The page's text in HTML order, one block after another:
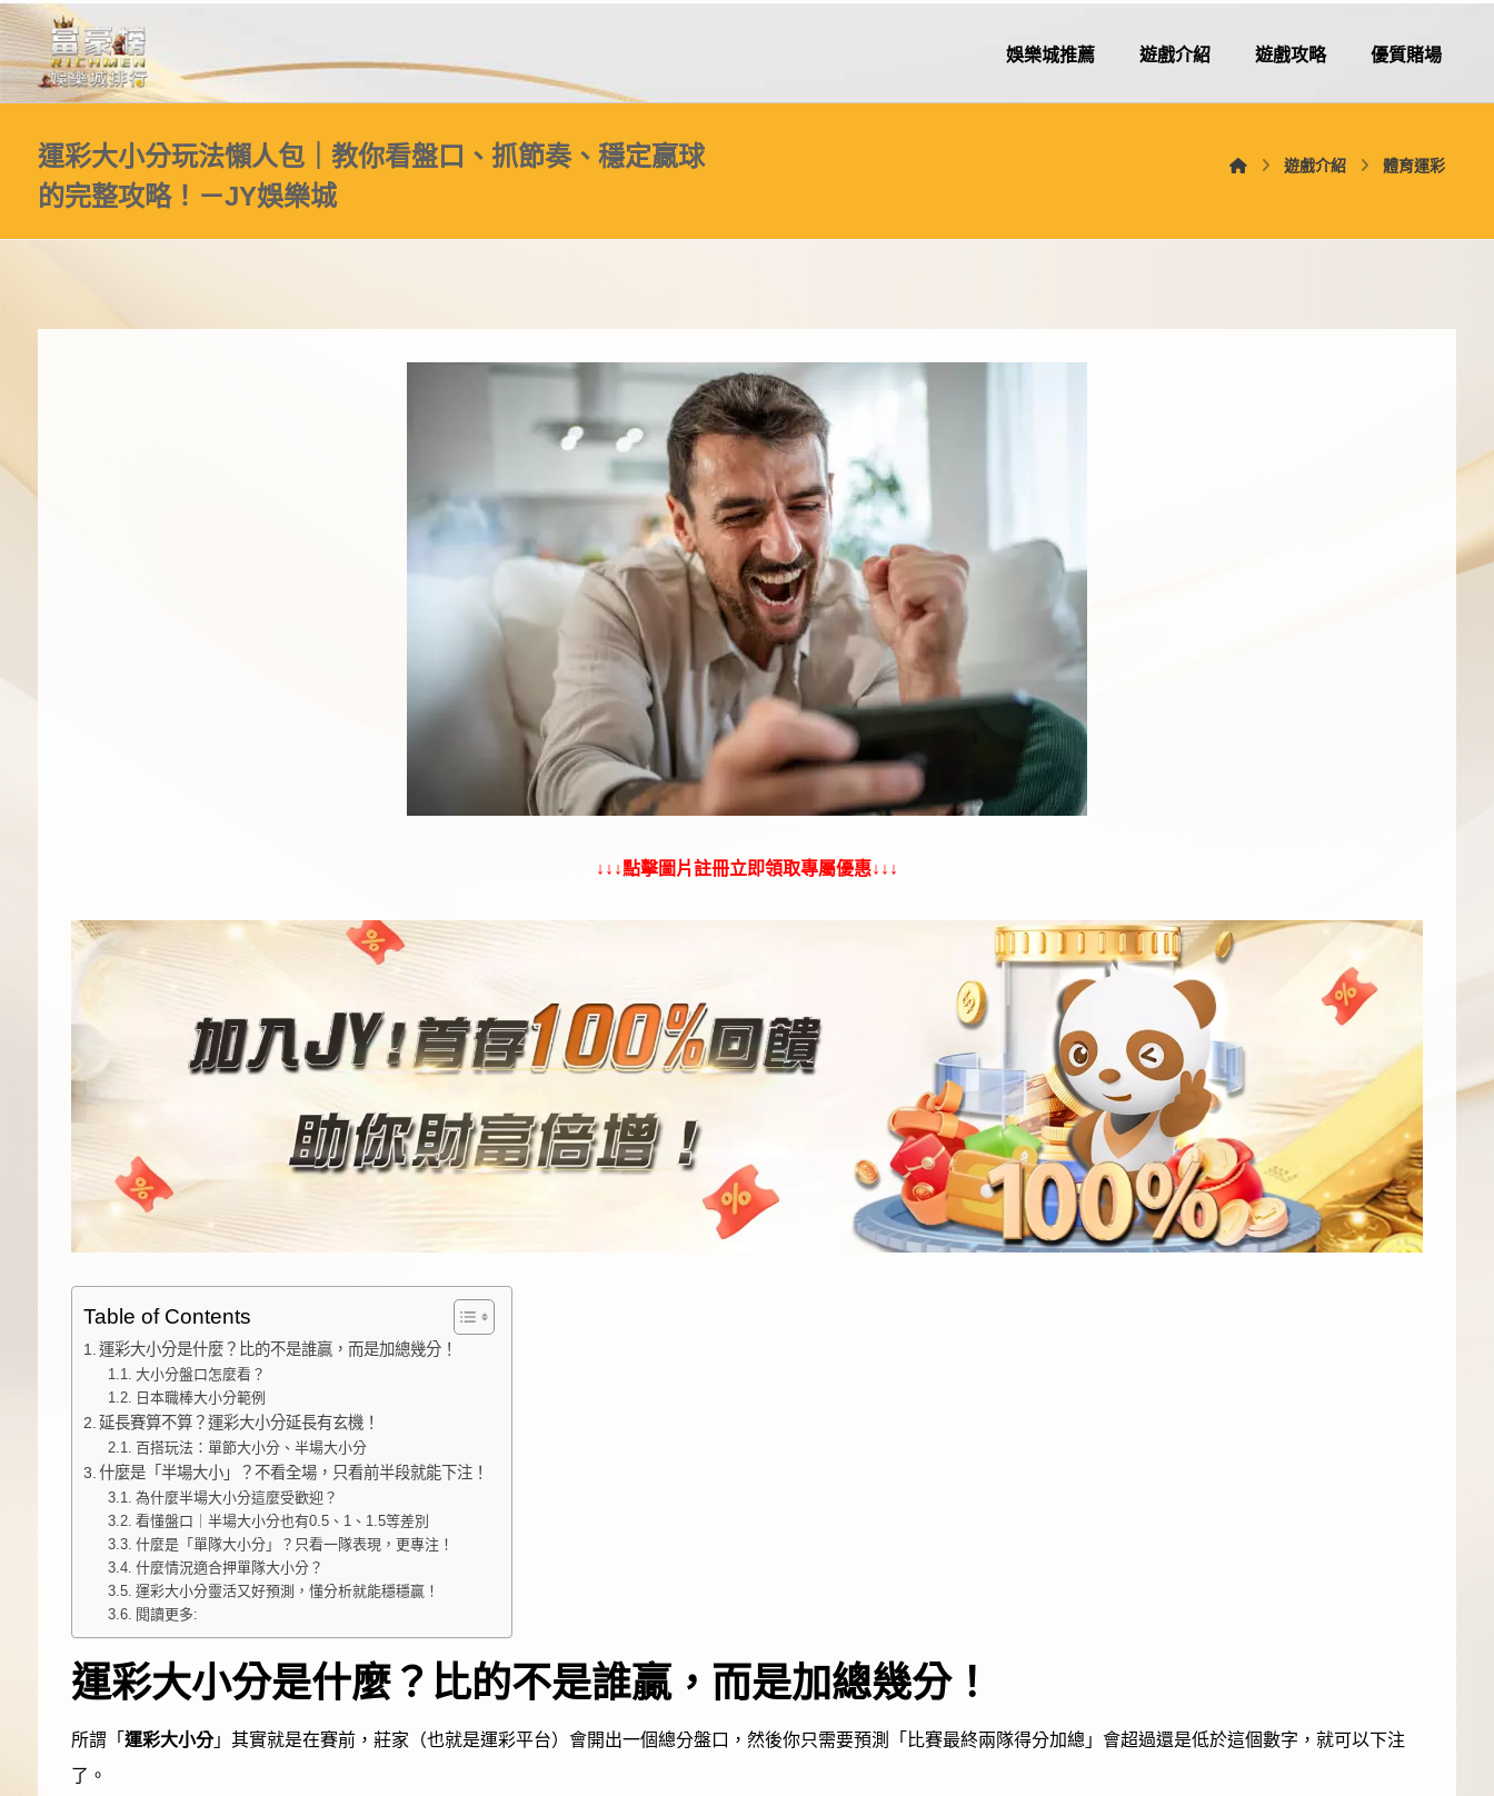
娛樂城推薦 遊戲介紹 遊戲攻略 優質賭場
運彩大小分玩法懶人包｜教你看盤口、抓節奏、穩定贏球
的完整攻略！－JY娛樂城
遊戲介紹 體育運彩
↓↓↓點擊圖片註冊立即領取專屬優惠↓↓↓
Table of Contents
運彩大小分是什麼？比的不是誰贏，而是加總幾分！
大小分盤口怎麼看？
日本職棒大小分範例
延長賽算不算？運彩大小分延長有玄機！
百搭玩法：單節大小分、半場大小分
什麼是「半場大小」？不看全場，只看前半段就能下注！
為什麼半場大小分這麼受歡迎？
看懂盤口｜半場大小分也有0.5、1、1.5等差別
什麼是「單隊大小分」？只看一隊表現，更專注！
什麼情況適合押單隊大小分？
運彩大小分靈活又好預測，懂分析就能穩穩贏！
閱讀更多:
運彩大小分是什麼？比的不是誰贏，而是加總幾分！
所謂「 運彩大小分」其實就是在賽前，莊家（也就是運彩平台）會開出一個總分盤口，然後你只需要預測「比賽最終兩隊得分加總」會超過還是低於這個數字，就可以下注
了。